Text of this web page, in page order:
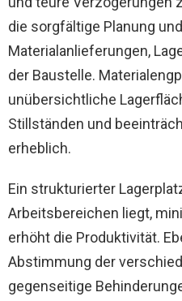
die sorgfältige Planung
Materialanlieferungen,
der Baustelle.
unübersichtliche
Stillständen und
erheblich.
Ein strukturierter
Arbeitsbereichen liegt,
erhöht die Produktivität.
Abstimmung der
gegenseitige